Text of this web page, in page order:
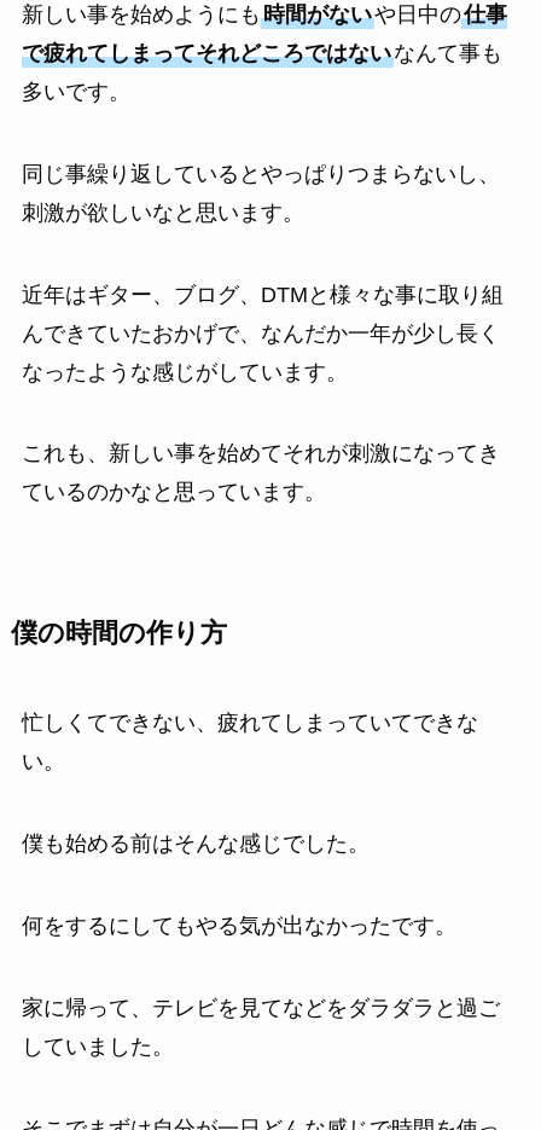
新しい事を始めようにも時間がないや日中の仕事
で疲れてしまってそれどころではないなんて事も
多いです。
同じ事繰り返しているとやっぱりつまらないし、
刺激が欲しいなと思います。
近年はギター、ブログ、DTMと様々な事に取り組
んできていたおかげで、なんだか一年が少し長く
なったような感じがしています。
これも、新しい事を始めてそれが刺激になってき
ているのかなと思っています。
僕の時間の作り方
忙しくてできない、疲れてしまっていてできな
い。
僕も始める前はそんな感じでした。
何をするにしてもやる気が出なかったです。
家に帰って、テレビを見てなどをダラダラと過ご
していました。